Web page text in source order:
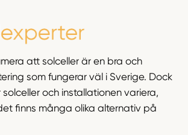
att solceller är en bra och
som fungerar väl i Sverige. Dock
och installationen variera,
finns många olika alternativ på